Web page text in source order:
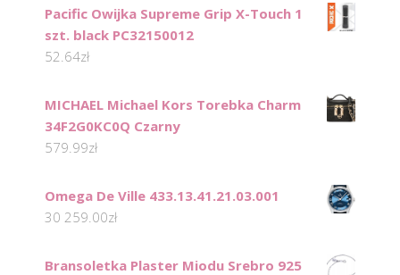
Pacific Owijka Supreme Grip X-Touch 1
szt. black PC32150012
52.64zł
MICHAEL Michael Kors Torebka Charm
34F2G0KC0Q Czarny
579.99zł
Omega De Ville 433.13.41.21.03.001
30 259.00zł
Bransoletka Plaster Miodu Srebro 925